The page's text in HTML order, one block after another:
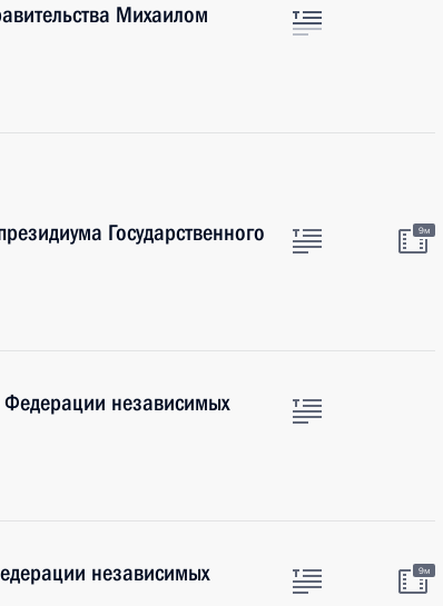
Михаилом
Государственного
9м
Федерации независимых
независимых
9м